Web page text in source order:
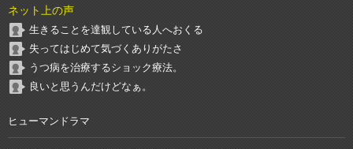
ネット上の声
生きることを達観している人へおくる
失ってはじめて気づくありがたさ
うつ病を治療するショック療法。
良いと思うんだけどなぁ。
ヒューマンドラマ